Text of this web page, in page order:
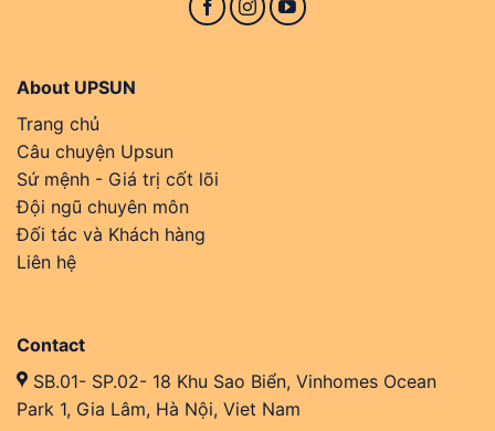
About UPSUN
Trang chủ
Câu chuyện Upsun
Sứ mệnh - Giá trị cốt lõi
Đội ngũ chuyên môn
Đối tác và Khách hàng
Liên hệ
Contact
SB.01- SP.02- 18 Khu Sao Biển, Vinhomes Ocean
Park 1, Gia Lâm, Hà Nội, Viet Nam